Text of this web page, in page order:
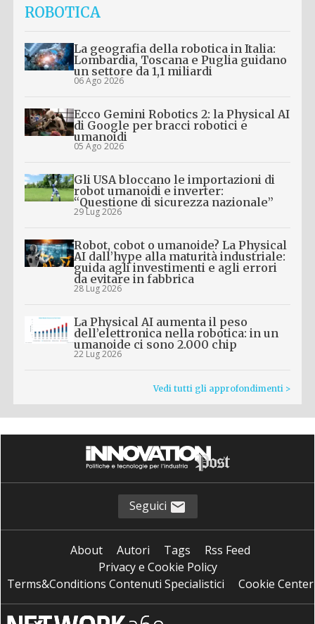
ROBOTICA
La geografia della robotica in Italia:
Lombardia, Toscana e Puglia guidano
un settore da 1,1 miliardi
06 Ago 2026
Ecco Gemini Robotics 2: la Physical AI
di Google per bracci robotici e
umanoidi
05 Ago 2026
Gli USA bloccano le importazioni di
robot umanoidi e inverter:
“Questione di sicurezza nazionale”
29 Lug 2026
Robot, cobot o umanoide? La Physical
AI dall’hype alla maturità industriale:
guida agli investimenti e agli errori
da evitare in fabbrica
28 Lug 2026
La Physical AI aumenta il peso
dell’elettronica nella robotica: in un
umanoide ci sono 2.000 chip
22 Lug 2026
Vedi tutti gli approfondimenti >
Seguici
About Autori Tags
Rss Feed
Privacy e Cookie Policy
Terms&Conditions Contenuti Specialistici
Cookie Center